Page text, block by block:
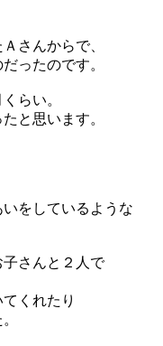
さんからで、
ったのです。
らい。
と思います。
をしているような
さんと２人で
くれたり